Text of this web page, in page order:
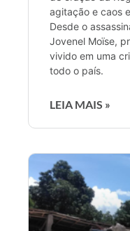
agitação e caos
Desde o
Jovenel Moïse,
vivido em uma
todo o país.
LEIA MAIS »